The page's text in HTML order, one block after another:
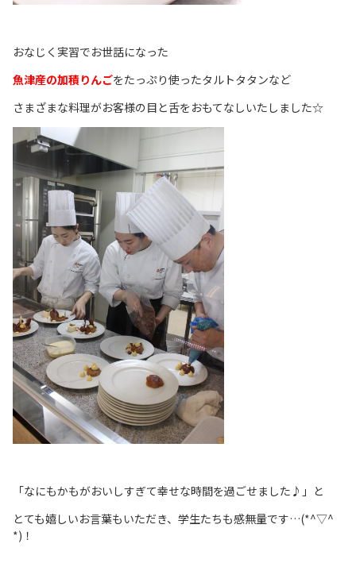
おなじく実習でお世話になった
魚津産の加積りんごをたっぷり使ったタルトタタンなど
さまざまな料理がお客様の目と舌をおもてなしいたしました☆
「なにもかもがおいしすぎて幸せな時間を過ごせました♪」と
とても嬉しいお言葉もいただき、学生たちも感無量です…(*^▽^
*)！